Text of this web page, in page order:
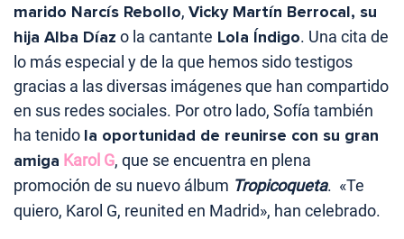
marido Narcís Rebollo, Vicky Martín Berrocal, su
hija Alba Díaz o la cantante Lola Índigo. Una cita de
lo más especial y de la que hemos sido testigos
gracias a las diversas imágenes que han compartido
en sus redes sociales. Por otro lado, Sofía también
ha tenido la oportunidad de reunirse con su gran
amiga Karol G, que se encuentra en plena
promoción de su nuevo álbum Tropicoqueta. «Te
quiero, Karol G, reunited en Madrid», han celebrado.